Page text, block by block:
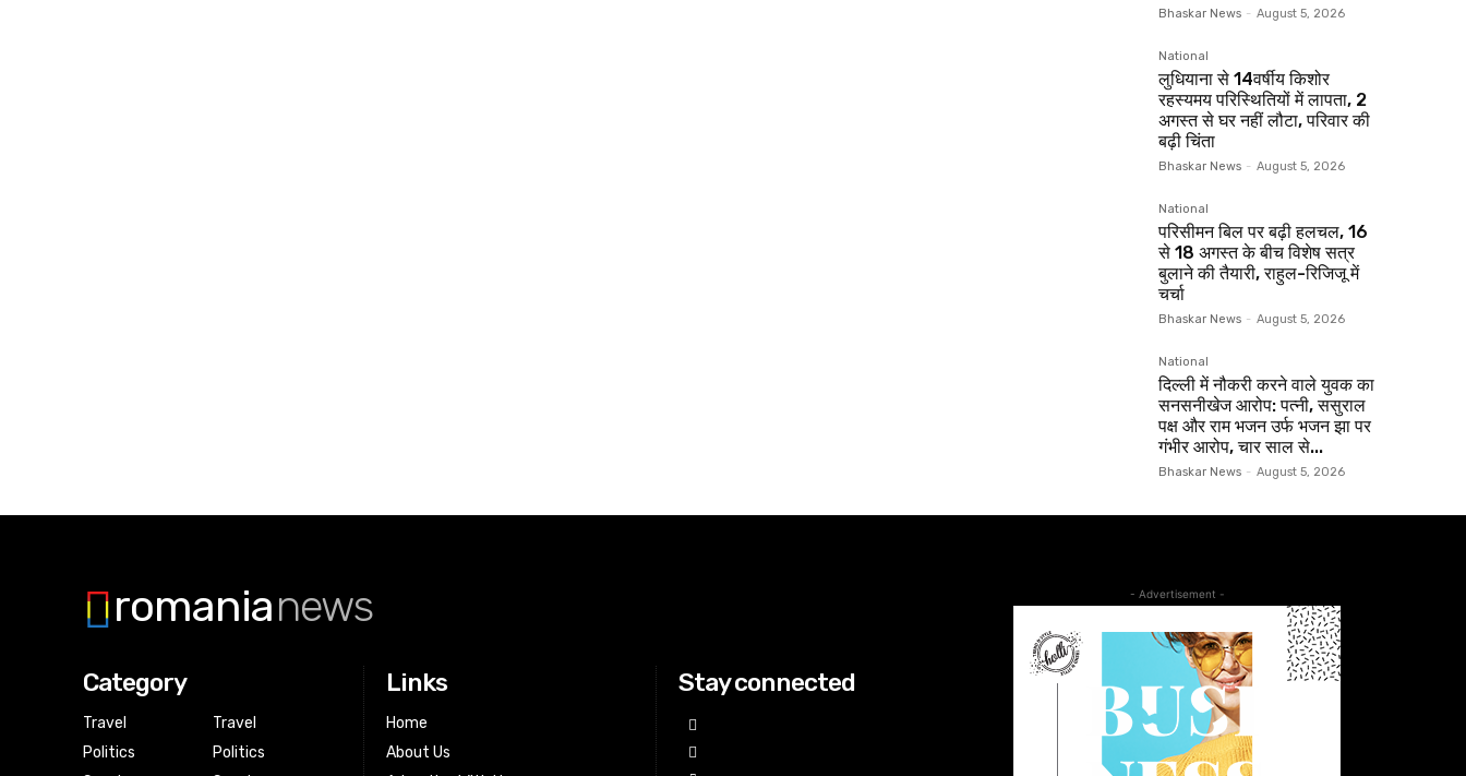
Bhaskar News - August 5, 2026
National
लुधियाना से 14वर्षीय किशोर
रहस्यमय परिस्थितियों में लापता, 2
अगस्त से घर नहीं लौटा, परिवार की
बढ़ी चिंता
Bhaskar News - August 5, 2026
National
परिसीमन बिल पर बढ़ी हलचल, 16
से 18 अगस्त के बीच विशेष सत्र
बुलाने की तैयारी, राहुल-रिजिजू में
चर्चा
Bhaskar News - August 5, 2026
National
दिल्ली में नौकरी करने वाले युवक का
सनसनीखेज आरोप: पत्नी, ससुराल
पक्ष और राम भजन उर्फ भजन झा पर
गंभीर आरोप, चार साल से...
Bhaskar News - August 5, 2026
romanianews
Category
Travel
Politics
Travel
Politics
Links
Home
About Us
Stay connected
- Advertisement -